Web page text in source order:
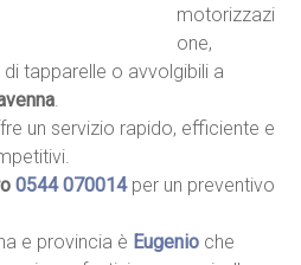
motorizzazi
one,
tapparelle o avvolgibili a
.
un servizio rapido, efficiente e
0544 070014per un preventivo
e provincia è Eugenio che